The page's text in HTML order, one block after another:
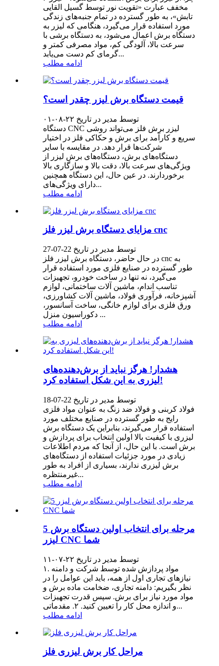
مخفف عبارت «تقویت نور توسط گسیل القایی
تابش»، به طور گسترده در تمام جنبه‌های زندگی
مورد استفاده قرار می‌گیرد، هنگامی که لیزر به
دستگاه برش اعمال می‌شود، به دستگاه برشی با
سرعت بالا، آلودگی کم، مواد مصرفی کمتر و
گرمای کم دست می‌یابد...
ادامه مطلب
قیمت دستگاه برش لیزر چقدر است؟
توسط مدیر در تاریخ ۲۲-۰۸-۰۱
دستگاه CNC لیزر برش فلز می‌تواند روشی
سریع و کارآمد برای برش و حکاکی فلز در اختیار
شرکت‌ها قرار دهد. در مقایسه با سایر
دستگاه‌های برش، دستگاه‌های برش لیزر از
ویژگی‌های سرعت بالا، دقت بالا و سازگاری بالا
برخوردارند. در عین حال، این دستگاه همچنین
دارای ویژگی‌های...
ادامه مطلب
مزایای دستگاه برش لیزر فلز cnc
توسط مدیر در تاریخ 22-07-27
در حال حاضر، دستگاه برش لیزر فلز cnc به
طور گسترده در صنایع فلزی مورد استفاده قرار
می‌گیرد، نه تنها در ساخت خودرو، تجهیزات
تناسب اندام، ماشین آلات ساختمانی، لوازم
آشپزخانه، فرآوری فولاد، ماشین آلات کشاورزی،
ورق فلزی برای لوازم خانگی، ساخت آسانسور،
دکوراسیون منزل ...
ادامه مطلب
هشدار! هرگز نباید از برش‌دهنده‌های
لیزری به این شکل استفاده کرد!
توسط مدیر در تاریخ 22-07-18
فولاد کربنی و فولاد ضد زنگ به عنوان مواد فلزی
رایج به طور گسترده در صنایع مختلف مورد
استفاده قرار می‌گیرند، بنابراین یک دستگاه برش
لیزری با کیفیت بالا اولین انتخاب برای پردازش و
برش است. با این حال، از آنجا که مردم اطلاعات
زیادی در مورد جزئیات استفاده از دستگاه‌های
برش لیزری ندارند، بسیاری از افراد به طور
غیرمنتظره...
ادامه مطلب
5 مرحله برای انتخاب اولین دستگاه برش
لیزر CNC شما
توسط مدیر در تاریخ ۲۲-۰۷-۱۱
۱. مواد پردازش شده توسط شرکت و دامنه
نیازهای تجاری اول از همه، باید این عوامل را در
نظر بگیریم: دامنه تجاری، ضخامت ماده برش و
مواد مورد نیاز برای برش. سپس قدرت تجهیزات
و اندازه محل کار را تعیین کنید. ۲. مقدماتی...
ادامه مطلب
مراحل کار برش لیزری فلز